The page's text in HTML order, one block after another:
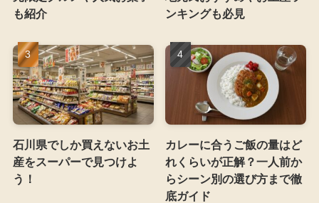
も紹介
ンキングも必見
石川県でしか買えないお土
産をスーパーで見つけよ
う！
カレーに合うご飯の量はど
れくらいが正解？一人前か
らシーン別の選び方まで徹
底ガイド